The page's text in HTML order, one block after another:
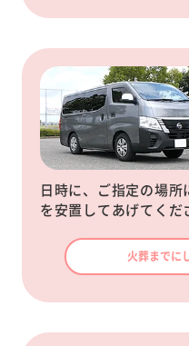
日時に、ご指定の場
を安置してあげてくだ
火葬までに